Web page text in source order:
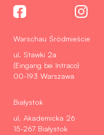
Warschau Śródmieście
ul. Stawki 2a
(Eingang bei Intraco)
00-193 Warszawa
Białystok
ul. Akademicka 26
15-267 Białystok